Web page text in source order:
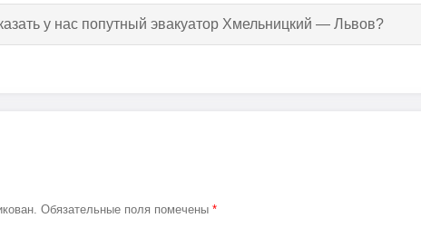
у нас попутный эвакуатор Хмельницкий — Львов?
Обязательные поля помечены *